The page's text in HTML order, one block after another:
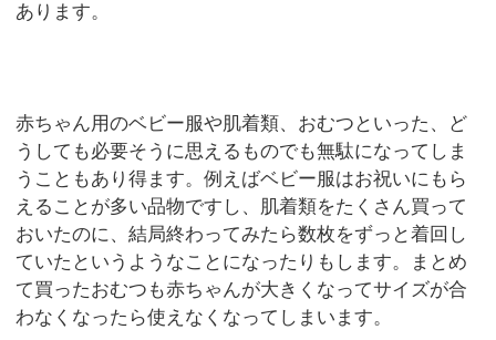
あります。
赤ちゃん用のベビー服や肌着類、おむつといった、ど
うしても必要そうに思えるものでも無駄になってしま
うこともあり得ます。例えばベビー服はお祝いにもら
えることが多い品物ですし、肌着類をたくさん買って
おいたのに、結局終わってみたら数枚をずっと着回し
ていたというようなことになったりもします。まとめ
て買ったおむつも赤ちゃんが大きくなってサイズが合
わなくなったら使えなくなってしまいます。